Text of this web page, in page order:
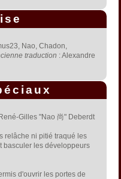
Nao, Chadon,
traduction : Alexandre
Gilles "Nao 尚" Deberdt
relâche ni pitié traqué les
basculer les développeurs
d'ouvrir les portes de